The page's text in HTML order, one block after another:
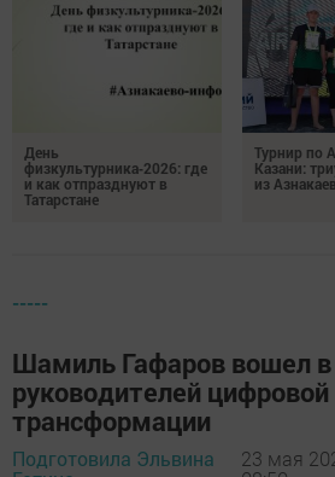
День
физкультурника‑2026: где
и как отпразднуют в
Татарстане
Турнир по
Казани:
из
-----
Шамиль Гафаров вошел в
руководителей цифровой
трансформации
Подготовила Эльвина
23 мая